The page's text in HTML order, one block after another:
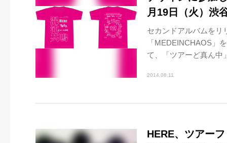
月19日（火）渋
セカンドアルバムをリ
「MEDEINCHAOS」
て、「ツアーど真ん中
2014.08.11
HERE、ツアー